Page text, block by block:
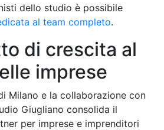
dello studio è possibile
al team completo.
di crescita al
imprese
Milano e la collaborazione con
Giugliano consolida il
per imprese e imprenditori